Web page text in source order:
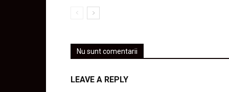
Nu sunt comentarii
LEAVE A REPLY